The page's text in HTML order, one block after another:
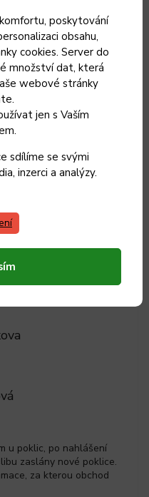
poskytování
obsahu,
cookies. Server do
množství dat, která
webové stránky
jen s Vaším
sdílíme se svými
inzerci a analýzy.
u poklic, po nahlášení
zaslány nové poklice.
za kterou obchod